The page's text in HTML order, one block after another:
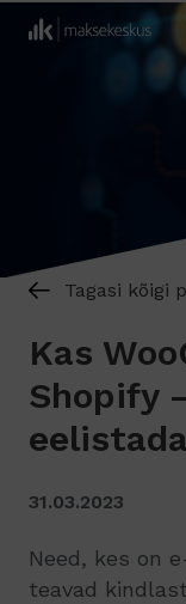
Tagasi kõigi
Kas
Shopify
31.03.2023
Need, kes on
teavad